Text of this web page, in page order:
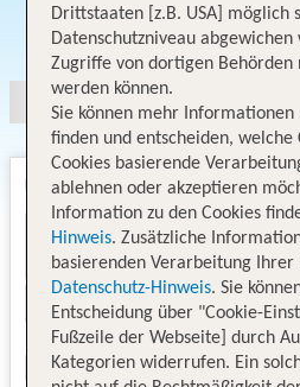
Drittstaaten [z.B. USA] möglich
Datenschutzniveau abgewichen
Zugriffe von dortigen Behörden
werden können.
Sie können mehr
finden und entscheiden, welche
Cookies basierende
ablehnen oder akzeptieren
Information zu den Cookies
Hinweis. Zusätzliche
basierenden Verarbeitung Ihrer
Datenschutz-Hinweis. Sie
Entscheidung über "Cookie-
Fußzeile der Webseite] durch
Kategorien widerrufen. Ein